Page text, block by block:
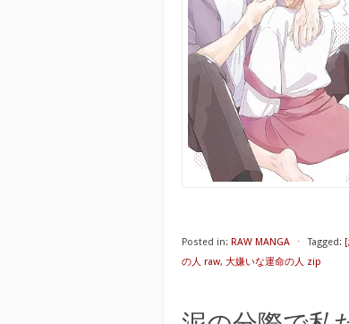
Posted in: RAW MANGA ⋅ Tagged: [
の人 raw, 大嫌いな運命の人 zip